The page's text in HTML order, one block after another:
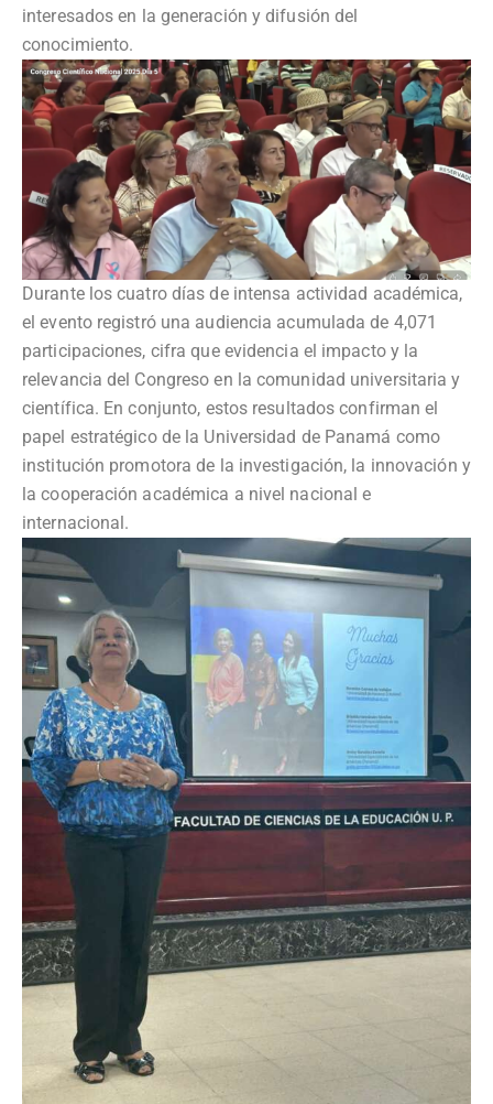
interesados en la generación y difusión del
conocimiento.
Durante los cuatro días de intensa actividad académica,
el evento registró una audiencia acumulada de 4,071
participaciones, cifra que evidencia el impacto y la
relevancia del Congreso en la comunidad universitaria y
científica. En conjunto, estos resultados confirman el
papel estratégico de la Universidad de Panamá como
institución promotora de la investigación, la innovación y
la cooperación académica a nivel nacional e
internacional.